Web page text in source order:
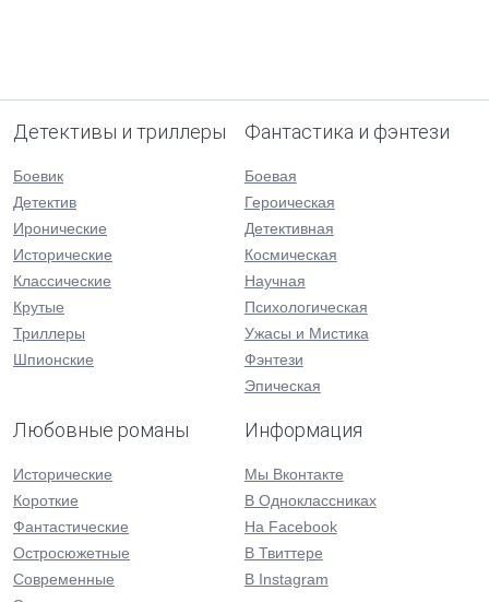
Детективы и триллеры
Боевик
Детектив
Иронические
Исторические
Классические
Крутые
Триллеры
Шпионские
Фантастика и фэнтези
Боевая
Героическая
Детективная
Космическая
Научная
Психологическая
Ужасы и Мистика
Фэнтези
Эпическая
Любовные романы
Исторические
Короткие
Фантастические
Остросюжетные
Современные
Информация
Мы Вконтакте
В Одноклассниках
На Facebook
В Твиттере
В Instagram